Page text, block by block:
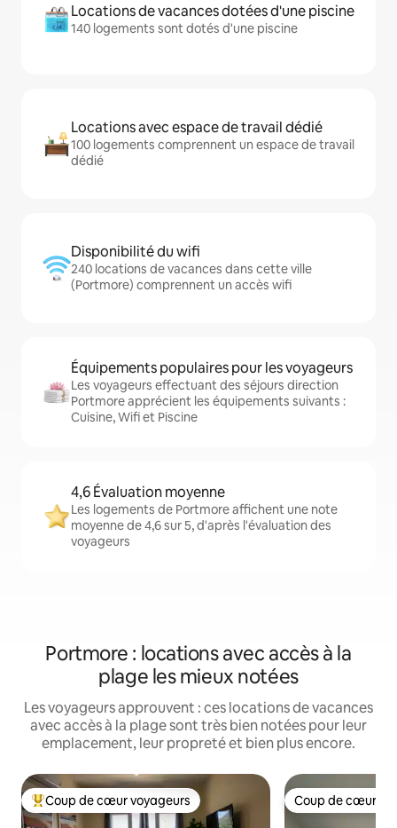
Locations de vacances dotées d'une piscine
140 logements sont dotés d'une piscine
Locations avec espace de travail dédié
100 logements comprennent un espace de travail
dédié
Disponibilité du wifi
240 locations de vacances dans cette ville
(Portmore) comprennent un accès wifi
Équipements populaires pour les voyageurs
Les voyageurs effectuant des séjours direction
Portmore apprécient les équipements suivants :
Cuisine, Wifi et Piscine
4,6 Évaluation moyenne
Les logements de Portmore affichent une note
moyenne de 4,6 sur 5, d'après l'évaluation des
voyageurs
Portmore : locations avec accès à la
plage les mieux notées
Les voyageurs approuvent : ces locations de vacances
avec accès à la plage sont très bien notées pour leur
emplacement, leur propreté et bien plus encore.
Coups de cœur voyageurs les plus appréciés
Coup de cœur voyageurs Coup de cœur
Coup de cœur